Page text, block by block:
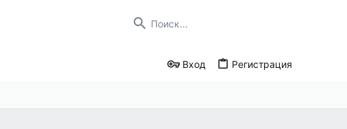
Вход Регистрация